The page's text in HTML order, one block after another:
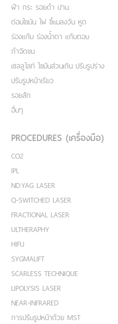
ฝ้า กระ รอยดำ ปาน
ต่อมไขมัน ไฝ ขี้แมลงวัน หูด
ร่องแก้ม ร่องน้ำตา แก้มตอบ
กำจัดขน
เชลลูไลท์ ไขมันส่วนเกิน ปรับรูปร่าง
ปรับรูปหน้าเรียว
รอยสัก
อื่นๆ
PROCEDURES (เครื่องมือ)
CO2
IPL
ND:YAG LASER
Q-SWITCHED LASER
FRACTIONAL LASER
ULTHERAPHY
HIFU
SYGMALIFT
SCARLESS TECHNIQUE
LIPOLYSIS LASER
NEAR-INFRARED
การปรับรูปหน้าด้วย MST